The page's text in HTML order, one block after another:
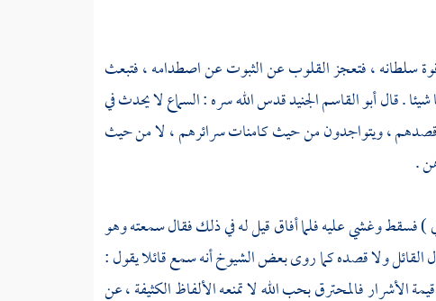
سلطانه ، فتعجز القلوب عن الثبوت عن اصطدامه ، فتبعث
. قالأبو القاسم الجنيدقدس الله سره : السماع لا يحدث في
قصدهم ، ويتواجدون من حيث كامنات سرائرهم ، لا من حيث
.
وغشي عليه فلما أفاق قيل له في ذلك فقال سمعته وهو
ولا قصده كما روى بعض الشيوخ أنه سمع قائلا يقول :
الأشرار فالمحترق بحب الله لا تمنعه الألفاظ الكثيفة ، عن